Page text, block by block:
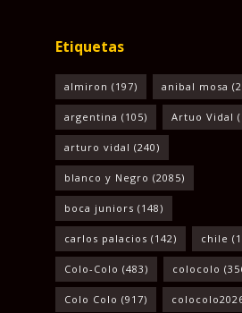
Etiquetas
almiron (197) anibal mosa
argentina (105) Artuo Vidal
arturo vidal (240)
blanco y Negro (2085)
boca juniors (148)
carlos palacios (142) chile
Colo-Colo (483) colocolo
Colo Colo (917)